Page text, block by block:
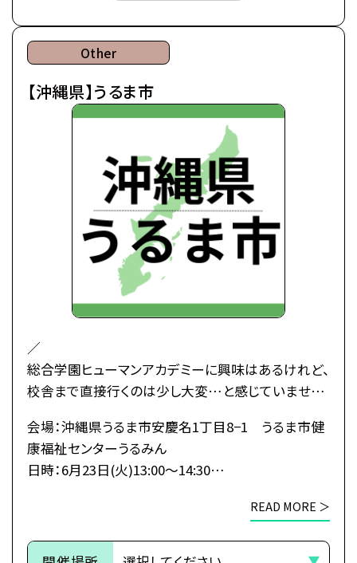
・学費・奨学金相談
・卒業後の進路 な
②入学をご検討の方が対象のイベントとなります。
③各回定員に限りがございます。定員数は校舎毎に
異なります。
そのため、ご予約状況により、抽選等の対応をさせ
④当日ご参加いただける方には校舎の職員より予約
確定のご連絡をいたします。
それまでは予約完了しておりませんので予めご了
承ください。
Other
【沖縄県】うるま市
／
総合学園ヒューマンアカデミーに興味はあるけれど、
校舎まで直接行くのは少し大変…と感じていません
そんな皆さんのために、私たちがあなたの街へ伺い
ます！
1日でヒューマンのすべてがわかる特別なオープンキ
ャンパスです。
会場：沖縄県うるま市安慶名1丁目8−1 うるま市健
康福祉センターうるみん
日時：6月23日(火)13:00～14:30
①うるま市での出張オープンキャンパスは那覇校講
READ MORE ＞